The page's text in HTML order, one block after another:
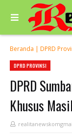
Beranda | DPRD
DPRD PROVINSI
DPRD
Khusus